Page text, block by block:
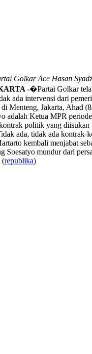
Golkar Ace Hasan
-�Partai Golkar
ada intervensi dari
Jakarta, Ahad
adalah Ketua MPR
politik yang
ada, tidak ada
kembali menjabat
mundur dari
(republika)